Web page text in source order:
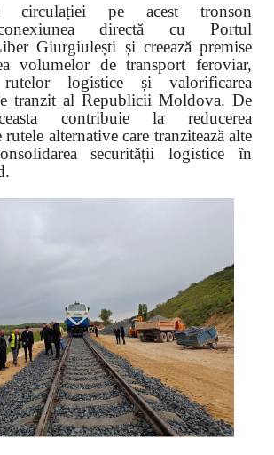
circulației pe acest tronson
directă cu Portul
Giurgiulești și creează premise
volumelor de transport feroviar,
rutelor logistice și valorificarea
tranzit al Republicii Moldova. De
contribuie la reducerea
alternative care tranzitează alte
securității logistice în